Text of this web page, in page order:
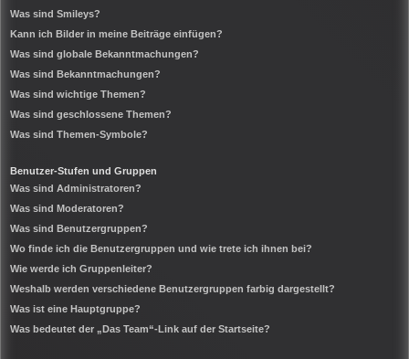
Was sind Smileys?
Kann ich Bilder in meine Beiträge einfügen?
Was sind globale Bekanntmachungen?
Was sind Bekanntmachungen?
Was sind wichtige Themen?
Was sind geschlossene Themen?
Was sind Themen-Symbole?
Benutzer-Stufen und Gruppen
Was sind Administratoren?
Was sind Moderatoren?
Was sind Benutzergruppen?
Wo finde ich die Benutzergruppen und wie trete ich ihnen bei?
Wie werde ich Gruppenleiter?
Weshalb werden verschiedene Benutzergruppen farbig dargestellt?
Was ist eine Hauptgruppe?
Was bedeutet der „Das Team“-Link auf der Startseite?